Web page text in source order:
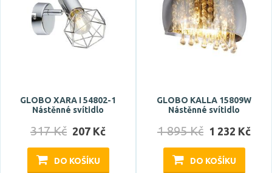
GLOBO XARA I 54802-1
Nástěnné svítidlo
317 Kč 207 Kč
DO KOŠÍKU
GLOBO KALLA 15809W
Nástěnné svítidlo
1 895 Kč 1 232 Kč
DO KOŠÍKU